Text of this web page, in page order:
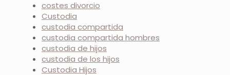
costes divorcio
Custodia
custodia compartida
custodia compartida hombres
custodia de hijos
custodia de los hijos
Custodia Hijos